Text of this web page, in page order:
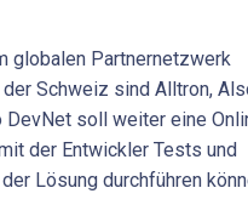
globalen Partnernetzwerk
Schweiz sind Alltron,
DevNet soll weiter eine
der Entwickler Tests und
Lösung durchführen